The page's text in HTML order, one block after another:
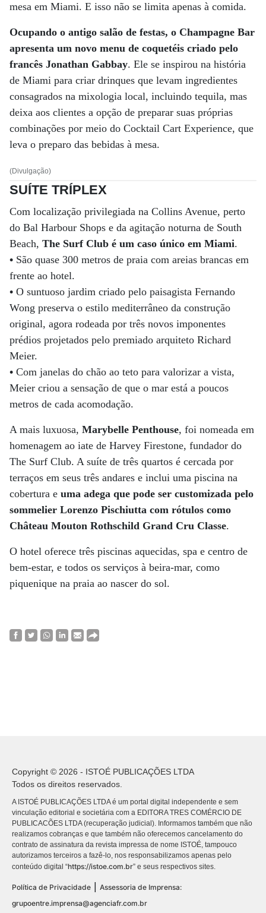
mesa em Miami. E isso não se limita apenas à comida.
Ocupando o antigo salão de festas, o Champagne Bar
apresenta um novo menu de coquetéis criado pelo
francês Jonathan Gabbay. Ele se inspirou na história
de Miami para criar drinques que levam ingredientes
consagrados na mixologia local, incluindo tequila, mas
deixa aos clientes a opção de preparar suas próprias
combinações por meio do Cocktail Cart Experience, que
leva o preparo das bebidas à mesa.
(Divulgação)
SUÍTE TRÍPLEX
Com localização privilegiada na Collins Avenue, perto
do Bal Harbour Shops e da agitação noturna de South
Beach, The Surf Club é um caso único em Miami.
• São quase 300 metros de praia com areias brancas em
frente ao hotel.
• O suntuoso jardim criado pelo paisagista Fernando
Wong preserva o estilo mediterrâneo da construção
original, agora rodeada por três novos imponentes
prédios projetados pelo premiado arquiteto Richard
Meier.
• Com janelas do chão ao teto para valorizar a vista,
Meier criou a sensação de que o mar está a poucos
metros de cada acomodação.
A mais luxuosa, Marybelle Penthouse, foi nomeada em
homenagem ao iate de Harvey Firestone, fundador do
The Surf Club. A suíte de três quartos é cercada por
terraços em seus três andares e inclui uma piscina na
cobertura e uma adega que pode ser customizada pelo
sommelier Lorenzo Pischiutta com rótulos como
Château Mouton Rothschild Grand Cru Classe.
O hotel oferece três piscinas aquecidas, spa e centro de
bem-estar, e todos os serviços à beira-mar, como
piquenique na praia ao nascer do sol.
Copyright © 2026 - ISTOÉ PUBLICAÇÕES LTDA
Todos os direitos reservados.
A ISTOÉ PUBLICAÇÕES LTDA é um portal digital independente e sem
vinculação editorial e societária com a EDITORA TRES COMÉRCIO DE
PUBLICACÕES LTDA (recuperação judicial). Informamos também que não
realizamos cobranças e que também não oferecemos cancelamento do
contrato de assinatura da revista impressa de nome ISTOÉ, tampouco
autorizamos terceiros a fazê-lo, nos responsabilizamos apenas pelo
conteúdo digital “https://istoe.com.br” e seus respectivos sites.
Política de Privacidade
Assessoria de Imprensa:
grupoentre.imprensa@agenciafr.com.br